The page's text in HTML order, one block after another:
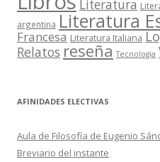
Literatura
argentina Literatura
Francesa Literatura Italiana
Relatos reseña Tecnología
AFINIDADES ELECTIVAS
Aula de Filosofía de Eugenio
Breviario del instante